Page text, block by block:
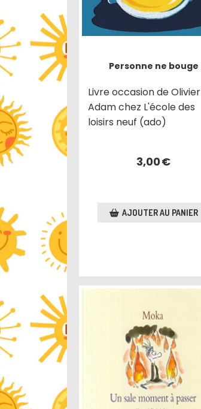
Personne ne bouge
Livre occasion de Olivier
Adam chez L'école des
loisirs neuf (ado)
3,00€
AJOUTER AU PANIER